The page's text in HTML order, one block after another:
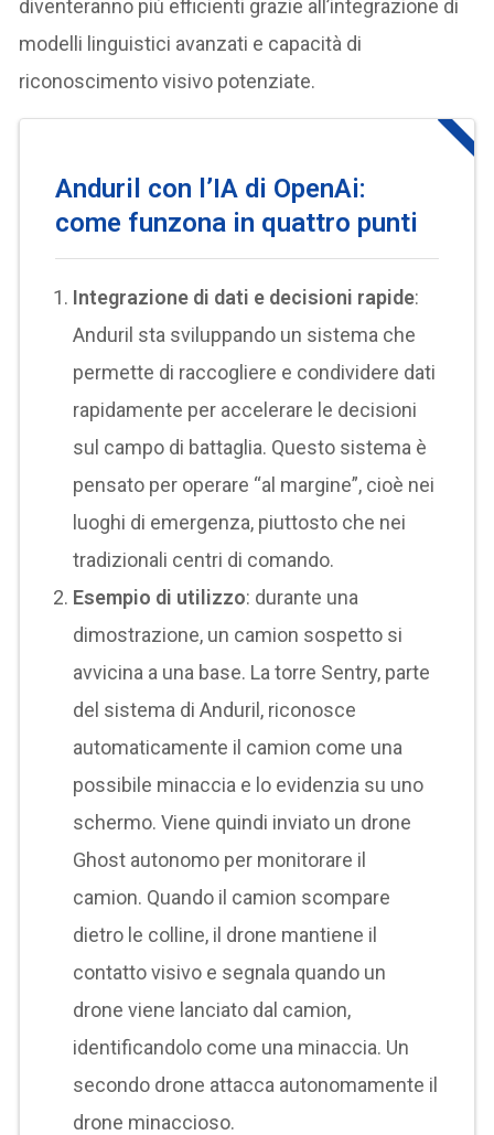
diventeranno più efficienti grazie all’integrazione di
modelli linguistici avanzati e capacità di
riconoscimento visivo potenziate.
Anduril con l’IA di OpenAi:
come funzona in quattro punti
Integrazione di dati e decisioni rapide:
Anduril sta sviluppando un sistema che
permette di raccogliere e condividere dati
rapidamente per accelerare le decisioni
sul campo di battaglia. Questo sistema è
pensato per operare “al margine”, cioè nei
luoghi di emergenza, piuttosto che nei
tradizionali centri di comando.
Esempio di utilizzo: durante una
dimostrazione, un camion sospetto si
avvicina a una base. La torre Sentry, parte
del sistema di Anduril, riconosce
automaticamente il camion come una
possibile minaccia e lo evidenzia su uno
schermo. Viene quindi inviato un drone
Ghost autonomo per monitorare il
camion. Quando il camion scompare
dietro le colline, il drone mantiene il
contatto visivo e segnala quando un
drone viene lanciato dal camion,
identificandolo come una minaccia. Un
secondo drone attacca autonomamente il
drone minaccioso.